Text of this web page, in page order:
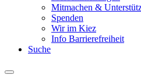
Mitmachen &
Spenden
Wir im Kiez
Info Barrierefreiheit
Suche
Menu